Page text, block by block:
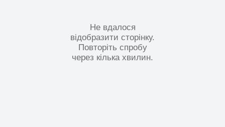
Не вдалося
відобразити сторінку.
Повторіть спробу
через кілька хвилин.